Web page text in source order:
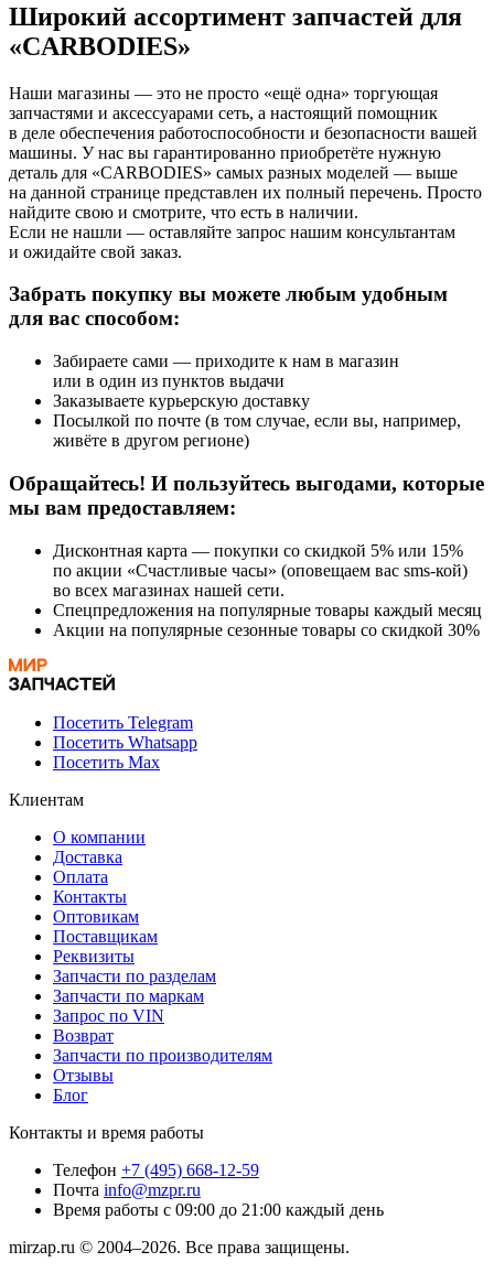
Широкий ассортимент запчастей для
«CARBODIES»
Наши магазины — это не просто «ещё одна» торгующая
запчастями и аксессуарами сеть, а настоящий помощник
в деле обеспечения работоспособности и безопасности вашей
машины. У нас вы гарантированно приобретёте нужную
деталь для «CARBODIES» самых разных моделей — выше
на данной странице представлен их полный перечень. Просто
найдите свою и смотрите, что есть в наличии.
Если не нашли — оставляйте запрос нашим консультантам
и ожидайте свой заказ.
Забрать покупку вы можете любым удобным
для вас способом:
Забираете сами — приходите к нам в магазин
или в один из пунктов выдачи
Заказываете курьерскую доставку
Посылкой по почте (в том случае, если вы, например,
живёте в другом регионе)
Обращайтесь! И пользуйтесь выгодами, которые
мы вам предоставляем:
Дисконтная карта — покупки со скидкой 5% или 15%
по акции «Счастливые часы» (оповещаем вас sms-кой)
во всех магазинах нашей сети.
Спецпредложения на популярные товары каждый месяц
Акции на популярные сезонные товары со скидкой 30%
Посетить Telegram
Посетить Whatsapp
Посетить Max
Клиентам
О компании
Доставка
Оплата
Контакты
Оптовикам
Поставщикам
Реквизиты
Запчасти по разделам
Запчасти по маркам
Запрос по VIN
Возврат
Запчасти по производителям
Отзывы
Блог
Контакты и время работы
Телефон +7 (495) 668-12-59
Почта info@mzpr.ru
Время работы с 09:00 до 21:00 каждый день
mirzap.ru © 2004–2026. Все права защищены.